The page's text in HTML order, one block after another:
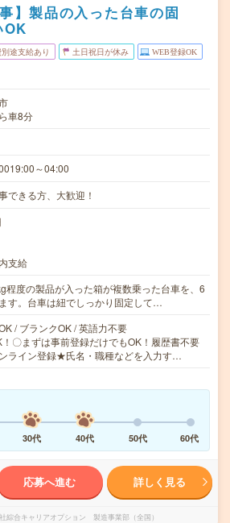
】製品の入った台車の固
OK
途支給あり 土日祝日が休み WEB登録OK
車8分
～04:00
できる方、大歓迎！
支給
程度の製品が入った箱が複数乗った台車を、6
す。台車は紐でしっかり固定して…
/ ブランクOK / 英語力不要
〇まずは事前登録だけでもOK！履歴書不要
ライン登録★氏名・職種などを入力す…
30代 40代 50代 60代
応募へ進む 詳しく見る
綜合キャリアオプション 製造事業部（全国）